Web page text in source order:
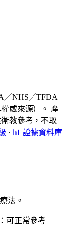
／NHS／TFDA
權威來源）。 產
教參考，不取
· 📊 證據資料庫
法。
可正常參考